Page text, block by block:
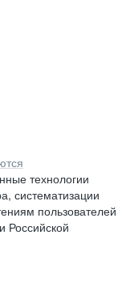
технологии
систематизации
пользователей
Российской